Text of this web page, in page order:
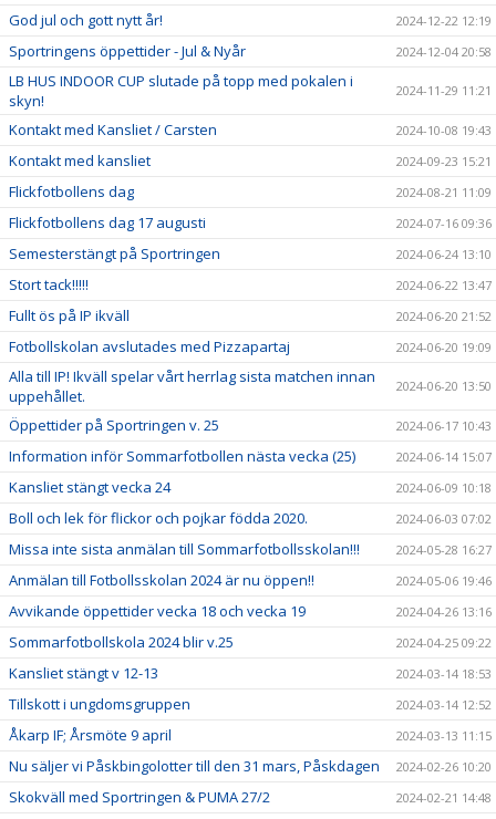
God jul och gott nytt år! 2024-12-22 12:19
Sportringens öppettider - Jul & Nyår 2024-12-04 20:58
LB HUS INDOOR CUP slutade på topp med pokalen i
skyn!
2024-11-29 11:21
Kontakt med Kansliet / Carsten 2024-10-08 19:43
Kontakt med kansliet 2024-09-23 15:21
Flickfotbollens dag 2024-08-21 11:09
Flickfotbollens dag 17 augusti 2024-07-16 09:36
Semesterstängt på Sportringen 2024-06-24 13:10
Stort tack!!!!! 2024-06-22 13:47
Fullt ös på IP ikväll 2024-06-20 21:52
Fotbollskolan avslutades med Pizzapartaj 2024-06-20 19:09
Alla till IP! Ikväll spelar vårt herrlag sista matchen innan
uppehållet.
2024-06-20 13:50
Öppettider på Sportringen v. 25 2024-06-17 10:43
Information inför Sommarfotbollen nästa vecka (25) 2024-06-14 15:07
Kansliet stängt vecka 24 2024-06-09 10:18
Boll och lek för flickor och pojkar födda 2020. 2024-06-03 07:02
Missa inte sista anmälan till Sommarfotbollsskolan!!! 2024-05-28 16:27
Anmälan till Fotbollsskolan 2024 är nu öppen!! 2024-05-06 19:46
Avvikande öppettider vecka 18 och vecka 19 2024-04-26 13:16
Sommarfotbollskola 2024 blir v.25 2024-04-25 09:22
Kansliet stängt v 12-13 2024-03-14 18:53
Tillskott i ungdomsgruppen 2024-03-14 12:52
Åkarp IF; Årsmöte 9 april 2024-03-13 11:15
Nu säljer vi Påskbingolotter till den 31 mars, Påskdagen 2024-02-26 10:20
Skokväll med Sportringen & PUMA 27/2 2024-02-21 14:48